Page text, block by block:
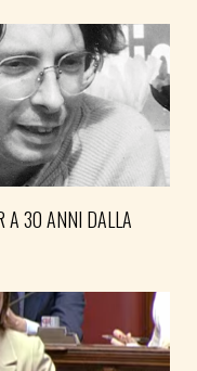
A 30 ANNI DALLA